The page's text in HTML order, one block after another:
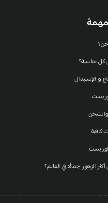
كل مناسبة؟
و الإستبدال
كافية
الزهور جمالًا في العالم؟